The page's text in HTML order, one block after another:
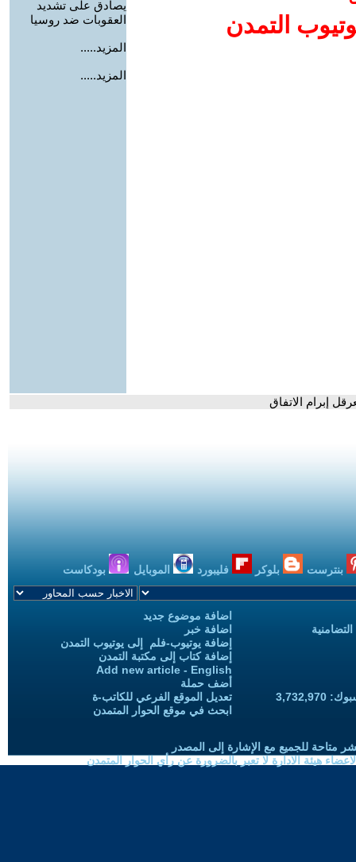
التمدن
يصادق على تشديد
العقوبات ضد روسيا
المزيد.....
المزيد.....
إبرام الاتفاق
بنترست بلوكر فليبورد الموبايل بودكاست
اضافة موضوع جديد
اضافة خبر
إضافة يوتيوب-فلم إلى يوتيوب التمدن
إضافة كتاب إلى مكتبة التمدن
Add new article - English
أضف حملة
تعديل الموقع الفرعي للكاتب-ة
ابحث في موقع الحوار المتمدن
متاحة للجميع مع الإشارة إلى المصدر
هيئة الادارة لا تعبر بالضرورة عن رأي الحوار المتمدن